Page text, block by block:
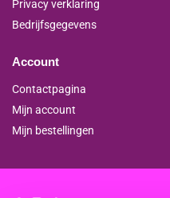
Privacy verklaring
Bedrijfsgegevens
Account
Contactpagina
Mijn account
Mijn bestellingen